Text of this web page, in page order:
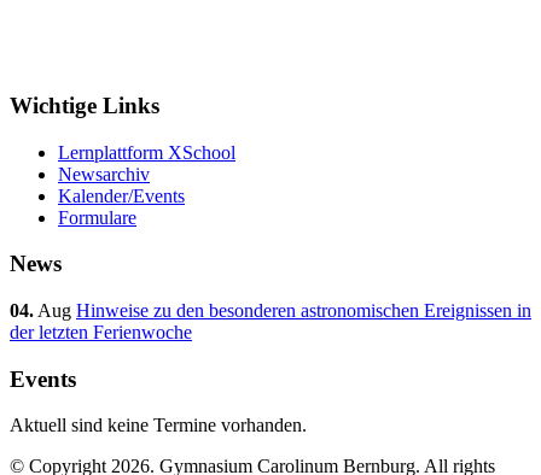
Wichtige Links
Lernplattform XSchool
Newsarchiv
Kalender/Events
Formulare
News
04. Aug Hinweise zu den besonderen astronomischen Ereignissen in
der letzten Ferienwoche
Events
Aktuell sind keine Termine vorhanden.
© Copyright 2026. Gymnasium Carolinum Bernburg. All rights